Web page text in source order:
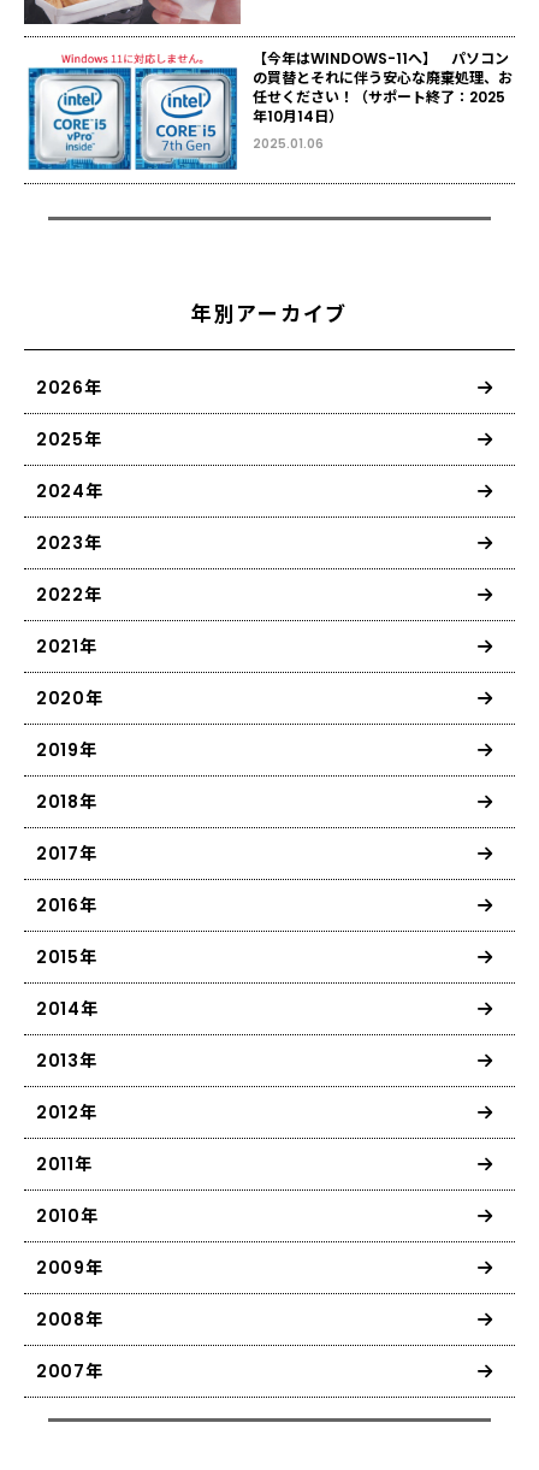
【今年はWINDOWS-11へ】 パソコン
の買替とそれに伴う安心な廃棄処理、お
任せください！（サポート終了：2025
年10月14日）
2025.01.06
年別アーカイブ
2026年
2025年
2024年
2023年
2022年
2021年
2020年
2019年
2018年
2017年
2016年
2015年
2014年
2013年
2012年
2011年
2010年
2009年
2008年
2007年